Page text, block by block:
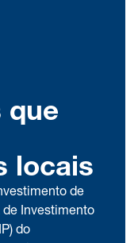
que
locais
de
de Investimento
do